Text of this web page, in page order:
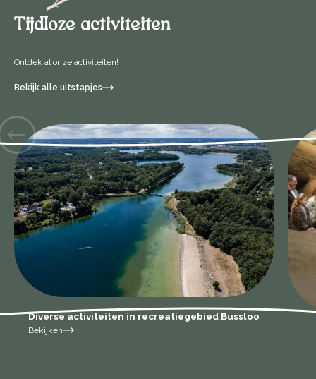
Tijdloze activiteiten
Ontdek al onze activiteiten!
Bekijk alle uitstapjes
Diverse activiteiten in recreatiegebied Bussloo
Bekijken